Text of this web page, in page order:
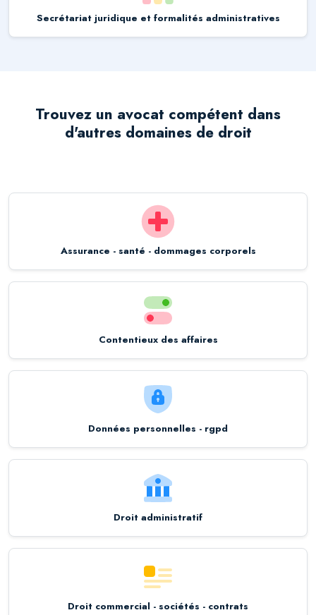
Secrétariat juridique et formalités administratives
Trouvez un avocat compétent dans
d'autres domaines de droit
Assurance - santé - dommages corporels
Contentieux des affaires
Données personnelles - rgpd
Droit administratif
Droit commercial - sociétés - contrats